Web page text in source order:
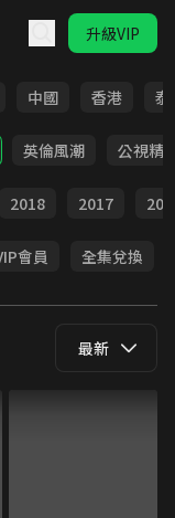
升級VIP
中國 香港 泰
英倫風潮 公視精
2018 2017
會員 全集兌換
最新